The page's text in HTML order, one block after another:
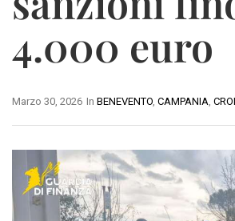
4.000 euro
In BENEVENTO, CAMPANIA,
Marzo 30, 2026